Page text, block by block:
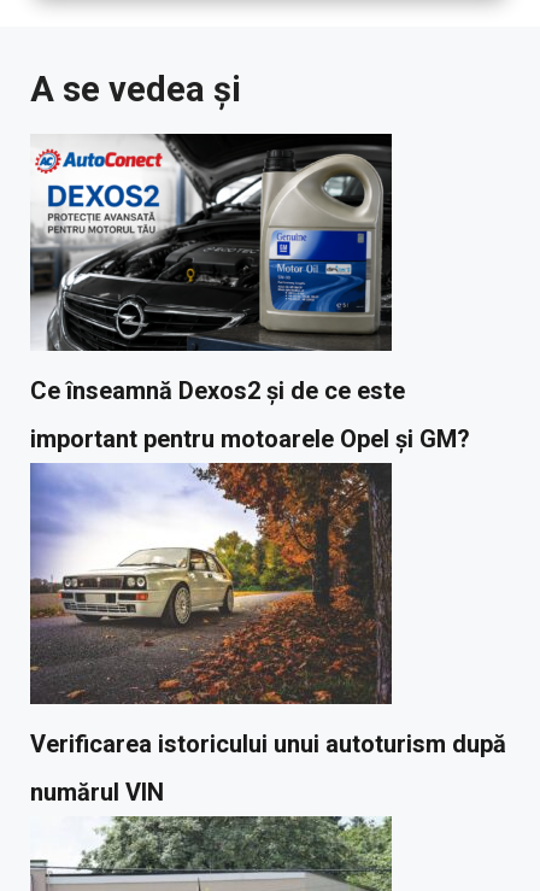
A se vedea și
Ce înseamnă Dexos2 și de ce este
important pentru motoarele Opel și GM?
Verificarea istoricului unui autoturism după
numărul VIN